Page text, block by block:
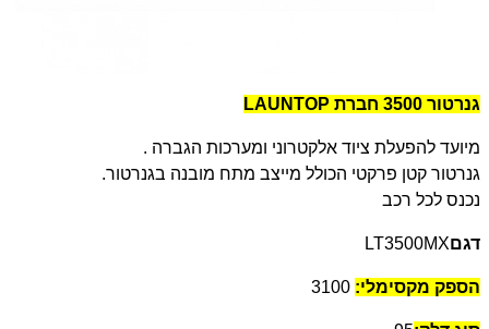
גנרטור 3500 חברת LAUNTOP
מיועד להפעלת ציוד אלקטרוני ומערכות הגברה .
גנרטור קטן פרקטי הכולל מייצב מתח מובנה בגנרטור.
נכנס לכל רכב
דגםLT3500MX
הספק מקסימלי: